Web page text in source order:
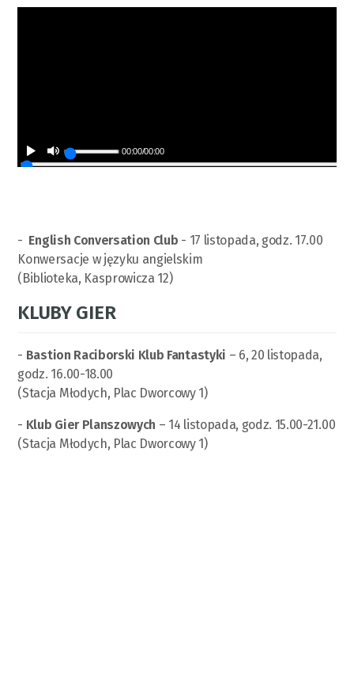
00:00/00:00
- English Conversation Club - 17 listopada, godz. 17.00
Konwersacje w języku angielskim
(Biblioteka, Kasprowicza 12)
KLUBY GIER
- Bastion Raciborski Klub Fantastyki – 6, 20 listopada,
godz. 16.00-18.00
(Stacja Młodych, Plac Dworcowy 1)
- Klub Gier Planszowych – 14 listopada, godz. 15.00-21.00
(Stacja Młodych, Plac Dworcowy 1)